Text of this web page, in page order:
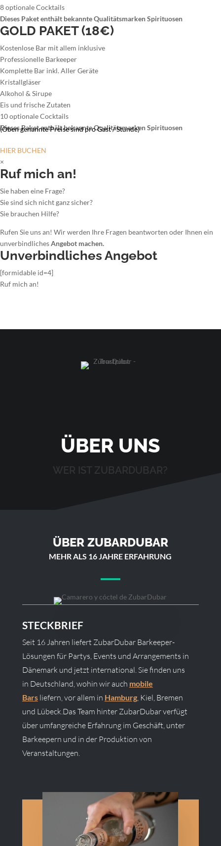
8 optionale Cocktails
Dieses Paket enthält bekannte Qualitätsmarken Spirituosen
GOLD PAKET (18€)
Kostenlose Bar mit allem inklusive
Professionelle Barkeeper
Komplette Bar inkl. Aller Geräte
Kristallgläser
Alkohol & Sirupe
Eis und frische Zutaten
10 optionale Cocktails
Dieses Paket enthält bekannte Qualitätsmarken Spirituosen
(Oben genannte Preise sind pro Gast / Stunde)
HIER BUCHEN
×
Ruf mich an!
Sie haben eine Frage?
Sie sind sich nicht ganz sicher?
Sie brauchen Hilfe?
Rufen Sie uns an! Wir werden Ihre Fragen beantworten oder Ihnen ein
unverbindlichesAngebot machen.
Unverbindliches Angebot
[formidable id=4]
Ruf mich an!
ÜBER UNS
WER IST ZUBARDUBAR?
ÜBER ZUBARDUBAR
MEHR ALS 16 JAHRE ERFAHRUNG
STECKBRIEF
Seit 16 Jahren liefert ZubarDubar Barkeeper-
Lösungen für Partys, Events und Arrangements in
Dänemark und jetzt international. Sie finden uns
in Deutschland, wohin wir auch mobile
Barsliefern, vor allem in Hamburg, Kiel, Bremen
und Lübeck.Das Team hinter ZubarDubar verfügt
über umfangreiche Erfahrung im Geschäft, unter
Barkeepern und in der Produktion von
Veranstaltungen.